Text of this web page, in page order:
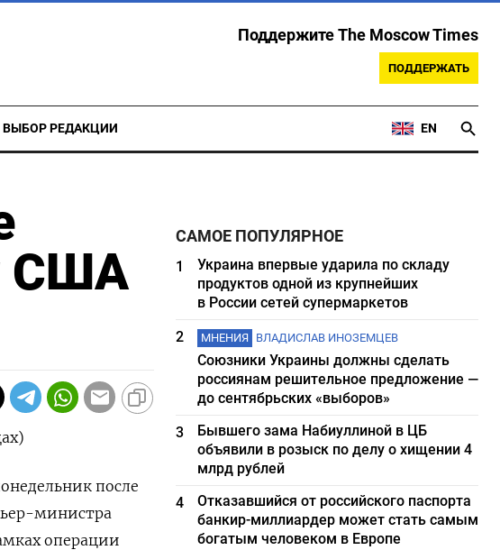
Поддержите The Moscow Times
ПОДДЕРЖАТЬ
ВЫБОР РЕДАКЦИИ EN
США
после
министра
операции
САМОЕ ПОПУЛЯРНОЕ
1
Украина впервые ударила по складу
продуктов одной из крупнейших
в России сетей супермаркетов
2
МНЕНИЯ ВЛАДИСЛАВ ИНОЗЕМЦЕВ
Союзники Украины должны сделать
россиянам решительное предложение —
до сентябрьских «выборов»
3
Бывшего зама Набиуллиной в ЦБ
объявили в розыск по делу о хищении 4
млрд рублей
4
Отказавшийся от российского паспорта
банкир-миллиардер может стать самым
богатым человеком в Европе